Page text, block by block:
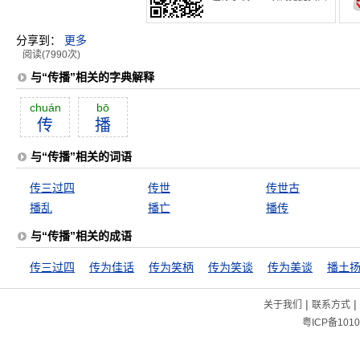
分享到： 更多
阅读(7990次)
与“传播”相关的字典解释
chuán
传
bō
播
与“传播”相关的词语
传三过四 传世
传世古
播乱
播亡 播传
与“传播”相关的成语
传三过四 传为佳话 传为笑柄 传为笑谈 传为美谈 播土
关于我们 | 联系方式|
粤ICP备